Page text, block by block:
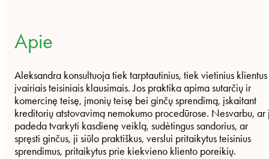
Apie
Aleksandra konsultuoja tiek tarptautinius, tiek vietinius klientus
įvairiais teisiniais klausimais. Jos praktika apima sutarčių ir
komercinę teisę, įmonių teisę bei ginčų sprendimą, įskaitant
kreditorių atstovavimą nemokumo procedūrose. Nesvarbu, ar
padeda tvarkyti kasdienę veiklą, sudėtingus sandorius, ar
spręsti ginčus, ji siūlo praktiškus, verslui pritaikytus teisinius
sprendimus, pritaikytus prie kiekvieno kliento poreikių.